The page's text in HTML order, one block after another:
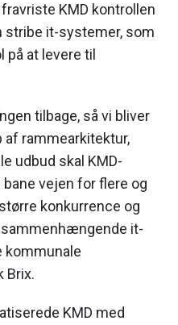
KMD kontrollen
stribe it-systemer, som
på at levere til
tilbage, så vi bliver
rammearkitektur,
udbud skal KMD-
vejen for flere og
konkurrence og
it-
kommunale
Brix.
KMD med